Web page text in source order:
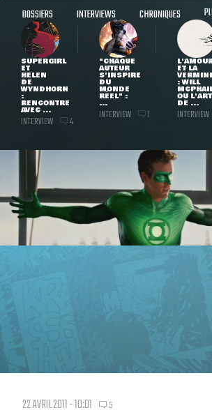
DOSSIERS INTERVIEWS CHRONIQUES
SUPERGIRL
ET
HELEN
DE
WYNDHORN
:
RENCONTRE
AVEC ...
INTERVIEW 4
"CHAQUE
AUTEUR
S'INSPIRE
DU
MONDE
RÉEL" :
...
INTERVIEW 1
ET LA
: WILL
OU L'ART
DE ...
INTERVIEW
22 AVRIL 2011 - 10:01 5